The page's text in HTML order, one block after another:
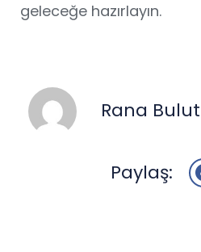
geleceğe hazırlayın.
Rana Bulut
Paylaş: